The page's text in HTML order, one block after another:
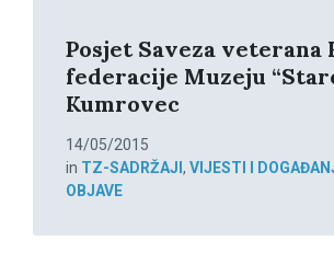
Posjet Saveza veterana
federacije Muzeju
Kumrovec
14/05/2015
in TZ-SADRŽAJI , VIJESTI I
OBJAVE